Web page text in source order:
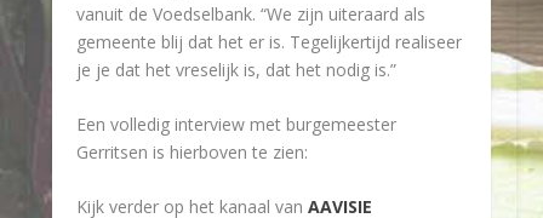
vanuit de Voedselbank. “We zijn uiteraard als
gemeente blij dat het er is. Tegelijkertijd realiseer
je je dat het vreselijk is, dat het nodig is.”
Een volledig interview met burgemeester
Gerritsen is hierboven te zien:
Kijk verder op het kanaal van AAVISIE